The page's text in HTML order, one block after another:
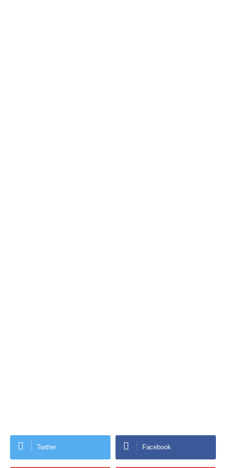
Twitter Facebook